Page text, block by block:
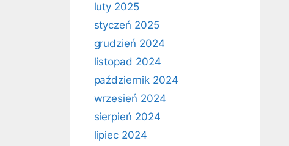
luty 2025
styczeń 2025
grudzień 2024
listopad 2024
październik 2024
wrzesień 2024
sierpień 2024
lipiec 2024